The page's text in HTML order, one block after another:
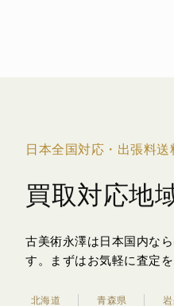
日本全国対応・出張料送
買取対応地
古美術永澤は日本国内な
す。
まずはお気軽に査定
北海道 青森県